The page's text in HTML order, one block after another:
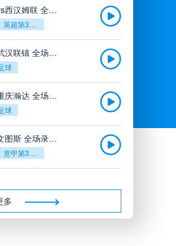
05月28日 伊普斯维奇vs西汉姆联 全场录像回放
英超第38轮
05月28日 上海同济vs武汉联镇 全场录像
球
05月28日 凉山鹫诺vs重庆瀚达 全场录像
球
05月27日 威尼斯vs尤文图斯 全场录像回放
意甲第38轮
多